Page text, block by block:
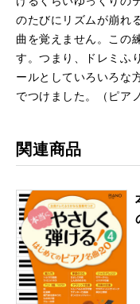
のたびにリズムが崩れ
曲を覚えません。この
す。つまり、ドレミふ
ールとしていろいろな
でつけました。（ピア
関連商品